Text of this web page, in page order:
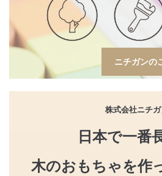
ニチガンの
株式会社ニチ
日本で一番
木のおもちゃを作